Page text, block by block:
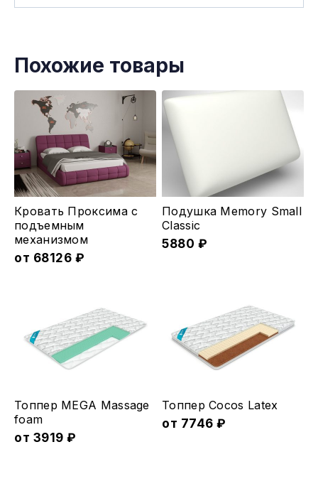
Похожие товары
Этот
товар
имеет
несколько
выбрать
Кровать Проксима с
подъемным
меxанизмом
от 68126 ₽
Подушка Memory Small
Classic
5880 ₽
Этот
товар
имеет
Топпер MEGA Massage
foam
от 3919 ₽
Этот
товар
Топпер Cocos Latex
от 7746 ₽